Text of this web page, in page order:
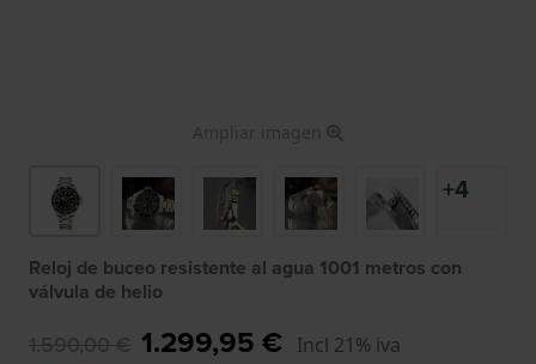
Ampliar imagen
+4
Reloj de buceo resistente al agua 1001 metros con
válvula de helio
1.590,00 € 1.299,95 € Incl 21% iva